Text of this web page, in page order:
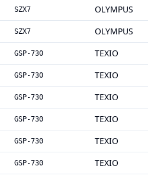
SZX7 OLYMPUS
SZX7 OLYMPUS
GSP-730 TEXIO
GSP-730 TEXIO
GSP-730 TEXIO
GSP-730 TEXIO
GSP-730 TEXIO
GSP-730 TEXIO